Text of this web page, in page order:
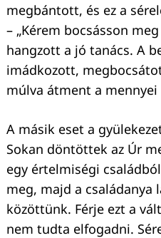
megbántott, és ez a
– „Kérem bocsásson
hangzott a jó tanács. A
imádkozott,
múlva átment a mennyei
A másik eset a
Sokan döntöttek az Úr
egy értelmiségi
meg, majd a
közöttünk. Férje ezt a
nem tudta elfogadni.